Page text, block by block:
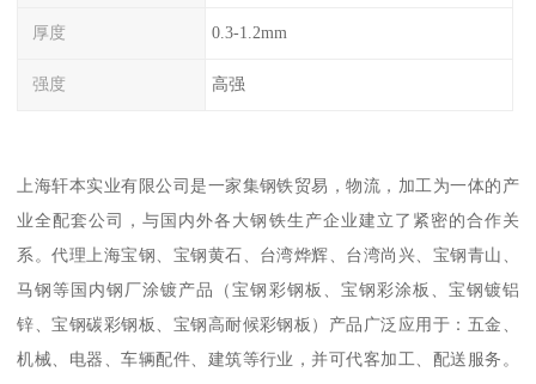
厚度 0.3-1.2mm
强度 高强
上海轩本实业有限公司是一家集钢铁贸易，物流，加工为一体的产
业全配套公司，与国内外各大钢铁生产企业建立了紧密的合作关
系。代理上海宝钢、宝钢黄石、台湾烨辉、台湾尚兴、宝钢青山、
马钢等国内钢厂涂镀产品（宝钢彩钢板、宝钢彩涂板、宝钢镀铝
锌、宝钢碳彩钢板、宝钢高耐候彩钢板）产品广泛应用于：五金、
机械、电器、车辆配件、建筑等行业，并可代客加工、配送服务。